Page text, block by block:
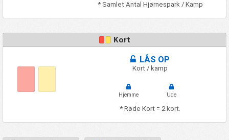
* Samlet Antal Hjørnespark / Kamp
Kort
LÅS OP
Kort / kamp
Hjemme Ude
* Røde Kort = 2 kort.